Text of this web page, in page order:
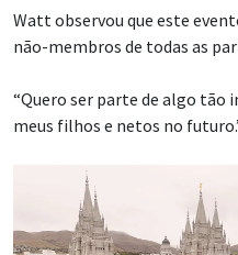
Watt observou que este
não-membros de todas as
“Quero ser parte de algo tão
meus filhos e netos no